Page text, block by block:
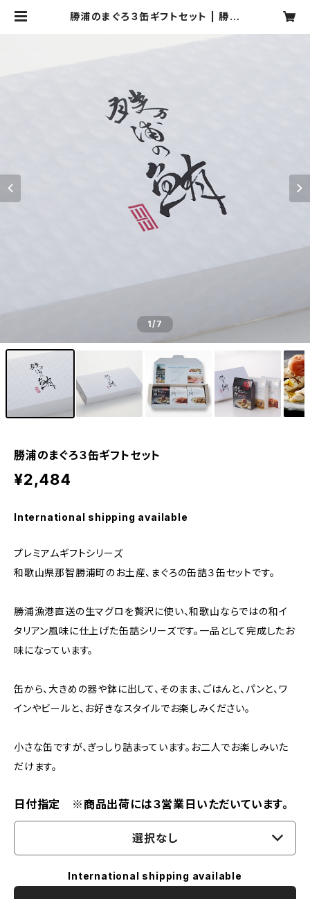
勝浦のまぐろ３缶ギフトセット | 勝浦
1/7
勝浦のまぐろ３缶ギフトセット
¥2,484
International shipping available
プレミアムギフトシリーズ
和歌山県那智勝浦町のお土産、まぐろの缶詰３缶セットです。
勝浦漁港直送の生マグロを贅沢に使い、和歌山ならではの和イ
タリアン風味に仕上げた缶詰シリーズです。一品として完成したお
味になっています。
缶から、大きめの器や鉢に出して、そのまま、ごはんと、パンと、ワ
インやビールと、お好きなスタイルでお楽しみください。
小さな缶ですが、ぎっしり詰まっています。お二人でお楽しみいた
だけます。
日付指定 ※商品出荷には３営業日いただいています。
選択なし
International shipping available